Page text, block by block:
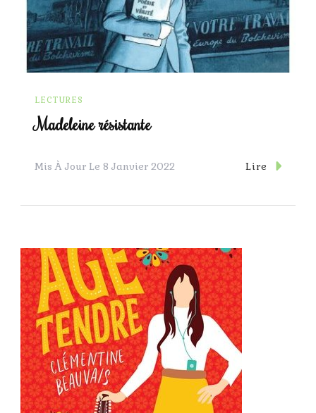
LECTURES
Madeleine résistante
Mis À Jour Le 8 Janvier 2022 Lire